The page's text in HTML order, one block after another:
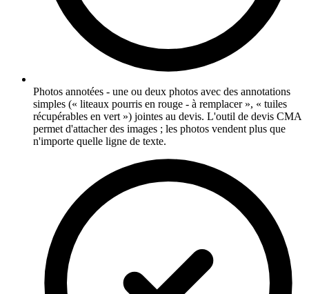
Photos annotées - une ou deux photos avec des annotations
simples (« liteaux pourris en rouge - à remplacer », « tuiles
récupérables en vert ») jointes au devis. L'outil de devis CMA
permet d'attacher des images ; les photos vendent plus que
n'importe quelle ligne de texte.